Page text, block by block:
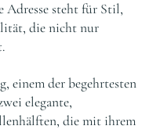
Adresse steht für Stil,
die nicht nur
einem der begehrtesten
elegante,
die mit ihrem